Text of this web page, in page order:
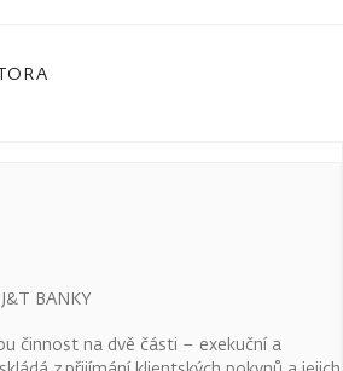
BANKY
činnost na dvě části – exekuční a